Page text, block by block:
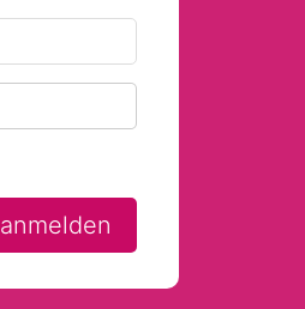
anmelden